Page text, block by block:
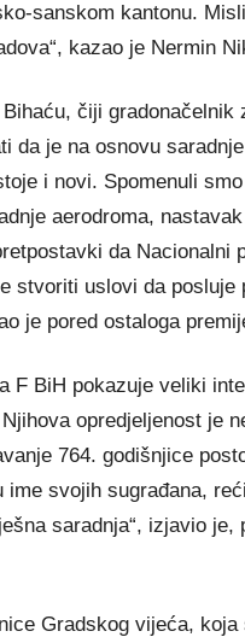
sanskom kantonu.
kazao je Nermin
čiji
da je na osnovu
i novi. Spomenuli
aerodroma,
da Nacionalni
stvoriti uslovi da
je pored ostaloga
F BiH pokazuje veliki
opredjeljenost je
764. godišnjice
ime svojih sugrađana,
saradnja“, izjavio
Gradskog vijeća,